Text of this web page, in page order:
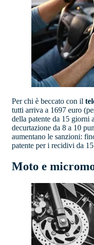
Per chi è beccato con il
tutti arriva a 1697 euro
della patente da 15 giorni
decurtazione da 8 a 10
aumentano le sanzioni:
patente per i recidivi da
Moto e